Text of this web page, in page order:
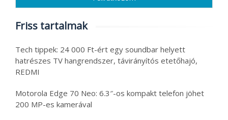
Friss tartalmak
Tech tippek: 24 000 Ft-ért egy soundbar helyett
hatrészes TV hangrendszer, távirányítós etetőhajó,
REDMI
Motorola Edge 70 Neo: 6.3″-os kompakt telefon jöhet
200 MP-es kamerával